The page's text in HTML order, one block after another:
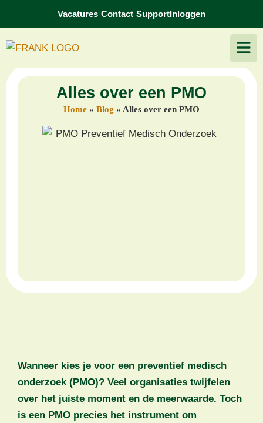
Vacatures Contact SupportInloggen
Alles over een PMO
Home » Blog » Alles over een PMO
Wanneer kies je voor een preventief medisch
onderzoek (PMO)? Veel organisaties twijfelen
over het juiste moment en de meerwaarde. Toch
is een PMO precies het instrument om